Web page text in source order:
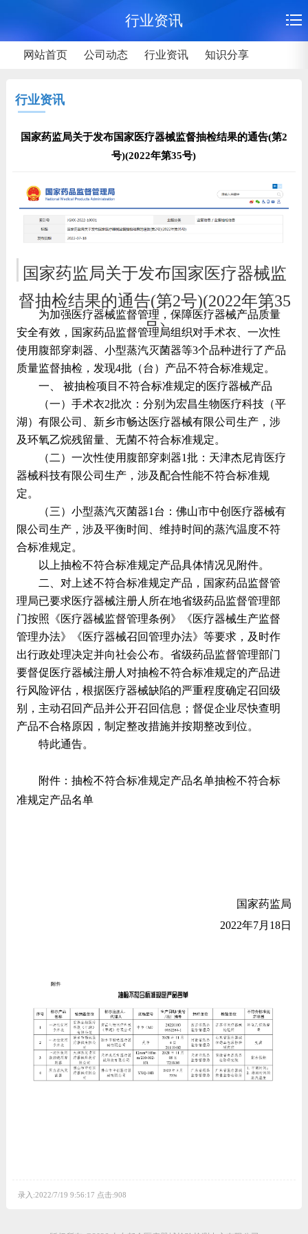
行业资讯
网站首页 公司动态 行业资讯 知识分享
行业资讯
国家药监局关于发布国家医疗器械监督抽检结果的通告(第2
号)(2022年第35号)
国家药监局关于发布国家医疗器械监
督抽检结果的通告(第2号)(2022年第35
号)
为加强医疗器械监督管理，保障医疗器械产品质量
安全有效，国家药品监督管理局组织对手术衣、一次性
使用腹部穿刺器、小型蒸汽灭菌器等3个品种进行了产品
质量监督抽检，发现4批（台）产品不符合标准规定。
一、 被抽检项目不符合标准规定的医疗器械产品
（一）手术衣2批次：分别为宏昌生物医疗科技（平
湖）有限公司、新乡市畅达医疗器械有限公司生产，涉
及环氧乙烷残留量、无菌不符合标准规定。
（二）一次性使用腹部穿刺器1批：天津杰尼肯医疗
器械科技有限公司生产，涉及配合性能不符合标准规
定。
（三）小型蒸汽灭菌器1台：佛山市中创医疗器械有
限公司生产，涉及平衡时间、维持时间的蒸汽温度不符
合标准规定。
以上抽检不符合标准规定产品具体情况见附件。
二、对上述不符合标准规定产品，国家药品监督管
理局已要求医疗器械注册人所在地省级药品监督管理部
门按照《医疗器械监督管理条例》《医疗器械生产监督
管理办法》《医疗器械召回管理办法》等要求，及时作
出行政处理决定并向社会公布。省级药品监督管理部门
要督促医疗器械注册人对抽检不符合标准规定的产品进
行风险评估，根据医疗器械缺陷的严重程度确定召回级
别，主动召回产品并公开召回信息；督促企业尽快查明
产品不合格原因，制定整改措施并按期整改到位。
特此通告。
附件：抽检不符合标准规定产品名单抽检不符合标
准规定产品名单
国家药监局
2022年7月18日
录入:2022/7/19 9:56:17 点击:908